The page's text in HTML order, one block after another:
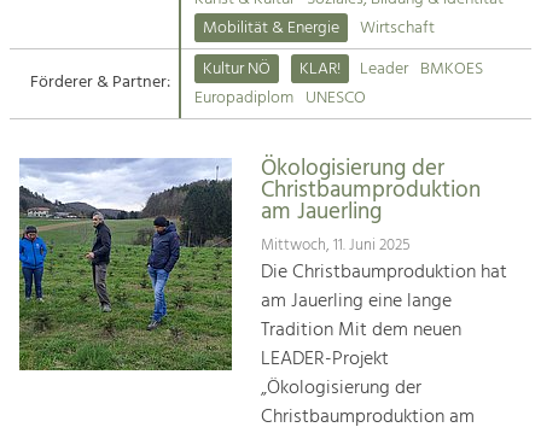
Suche
Impressum
Kontakt
Tourismus
Angebotsentwicklung und
Kunst & Kultur
Handwerk, Wissenschaft und Forschung.
Soziales, Bildung &
Identität
Gleichberechtigung, Jugend und
Integration
Mobilität & Energie
Klimawandel, öffentlicher Verkehr und
Mobilität & Energie
Wirtschaft
Förderer & Partner:
Kultur NÖ KLAR! Leader BMKOES
Europadiplom UNESCO
Ökologisierung der
Christbaumproduktion
am Jauerling
Mittwoch, 11. Juni 2025
Die Christbaumproduktion hat
am Jauerling eine lange
Tradition Mit dem neuen
LEADER-Projekt
„Ökologisierung der
Christbaumproduktion am